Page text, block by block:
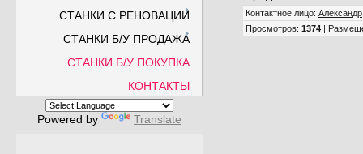
СТАНКИ С РЕНОВАЦИИ
СТАНКИ Б/У ПРОДАЖА
СТАНКИ Б/У ПОКУПКА
КОНТАКТЫ
Powered by Translate
Контактное лицо: Александр
Просмотров: 1374